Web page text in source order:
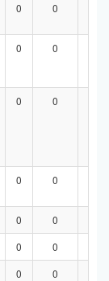
0 0
0 0
0 0
0 0
0 0
0 0
0 0